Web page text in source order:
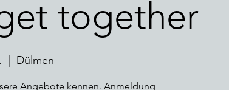
together
Dülmen
Angebote kennen. Anmeldung